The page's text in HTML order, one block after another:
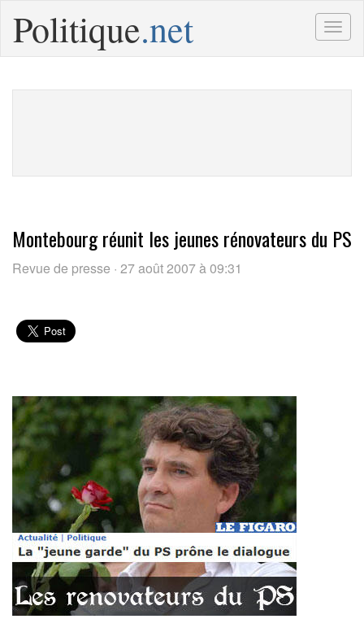
Politique.net
Montebourg réunit les jeunes rénovateurs du PS
Revue de presse · 27 août 2007 à 09:31